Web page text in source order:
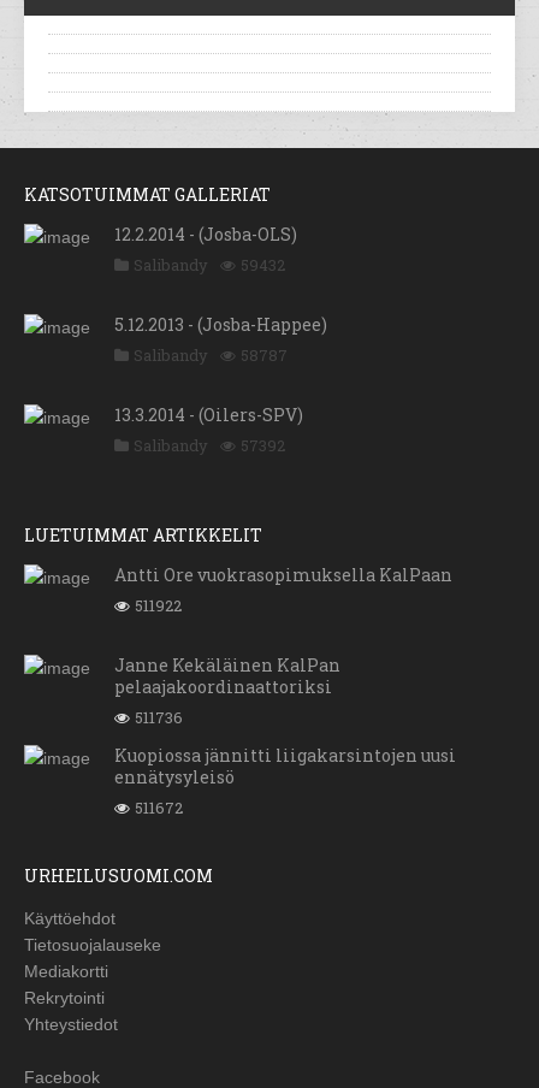
KATSOTUIMMAT GALLERIAT
12.2.2014 - (Josba-OLS)
Salibandy 59432
5.12.2013 - (Josba-Happee)
Salibandy 58787
13.3.2014 - (Oilers-SPV)
Salibandy 57392
LUETUIMMAT ARTIKKELIT
Antti Ore vuokrasopimuksella KalPaan
511922
Janne Kekäläinen KalPan
pelaajakoordinaattoriksi
511736
Kuopiossa jännitti liigakarsintojen uusi
ennätysyleisö
511672
URHEILUSUOMI.COM
Käyttöehdot
Tietosuojalauseke
Mediakortti
Rekrytointi
Yhteystiedot
Facebook